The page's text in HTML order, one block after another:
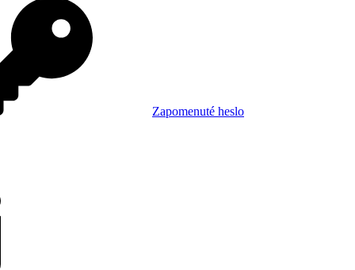
Zapomenuté heslo